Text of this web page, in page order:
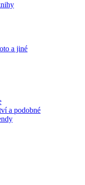
a jiné
a podobné